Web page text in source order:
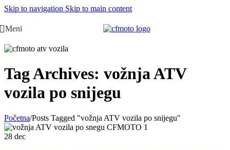
Skip to navigation Skip to main content
Meni
Tag Archives: vožnja ATV
vozila po snijegu
Početna/Posts Tagged "vožnja ATV vozila po snijegu"
28 dec